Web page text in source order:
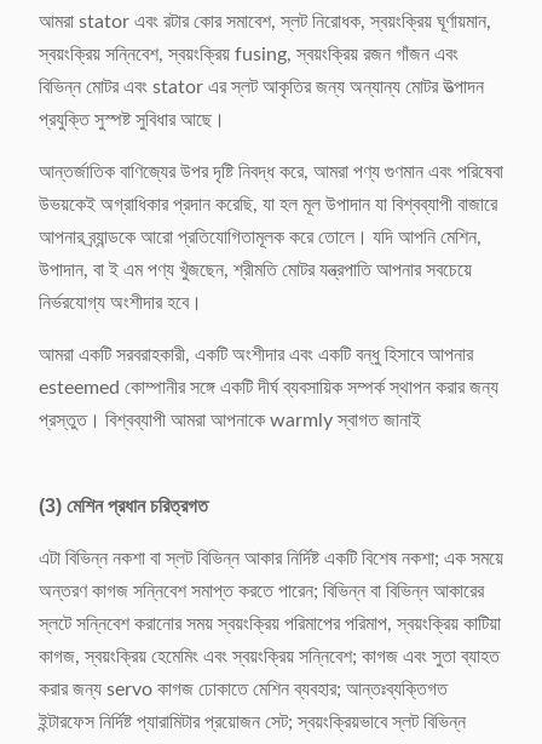
মাত্রা
(এল) 1800 × (ওয়াট) 650 ×
(এইচ) 1700mm
আমরা stator এবং রটার কোর সমাবেশ, স্লট নিরোধক, স্বয়ংক্রিয় ঘূর্ণায়মান,
স্বয়ংক্রিয় সন্নিবেশ, স্বয়ংক্রিয় fusing, স্বয়ংক্রিয় রজন গাঁজন এবং
বিভিন্ন মোটর এবং stator এর স্লট আকৃতির জন্য অন্যান্য মোটর উত্পাদন
প্রযুক্তি সুস্পষ্ট সুবিধার আছে।
আন্তর্জাতিক বাণিজ্যের উপর দৃষ্টি নিবদ্ধ করে, আমরা পণ্য গুণমান এবং পরিষেবা
উভয়কেই অগ্রাধিকার প্রদান করেছি, যা হল মূল উপাদান যা বিশ্বব্যাপী বাজারে
আপনার ব্র্যান্ডকে আরো প্রতিযোগিতামূলক করে তোলে। যদি আপনি মেশিন,
উপাদান, বা ই এম পণ্য খুঁজছেন, শ্রীমতি মোটর যন্ত্রপাতি আপনার সবচেয়ে
নির্ভরযোগ্য অংশীদার হবে।
আমরা একটি সরবরাহকারী, একটি অংশীদার এবং একটি বন্ধু হিসাবে আপনার
esteemed কোম্পানীর সঙ্গে একটি দীর্ঘ ব্যবসায়িক সম্পর্ক স্থাপন করার জন্য
প্রস্তুত। বিশ্বব্যাপী আমরা আপনাকে warmly স্বাগত জানাই
(3) মেশিন প্রধান চরিত্রগত
এটা বিভিন্ন নকশা বা স্লট বিভিন্ন আকার নির্দিষ্ট একটি বিশেষ নকশা; এক সময়ে
অন্তরণ কাগজ সন্নিবেশ সমাপ্ত করতে পারেন; বিভিন্ন বা বিভিন্ন আকারের
স্লটে সন্নিবেশ করানোর সময় স্বয়ংক্রিয় পরিমাপের পরিমাপ, স্বয়ংক্রিয় কাটিয়া
কাগজ, স্বয়ংক্রিয় হেমেমিং এবং স্বয়ংক্রিয় সন্নিবেশ; কাগজ এবং সুতা ব্যাহত
করার জন্য servo কাগজ ঢোকাতে মেশিন ব্যবহার; আন্তঃব্যক্তিগত
ইন্টারফেস নির্দিষ্ট প্যারামিটার প্রয়োজন সেট; স্বয়ংক্রিয়ভাবে স্লট বিভিন্ন